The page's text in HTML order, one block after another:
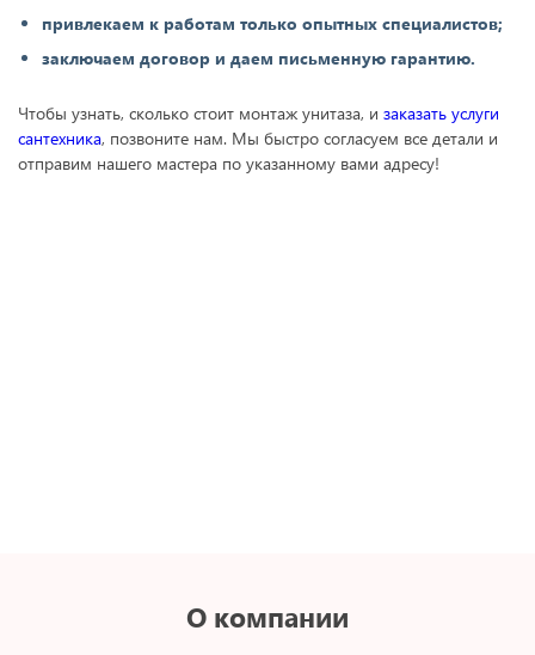
привлекаем к работам только опытных специалистов;
заключаем договор и даем письменную гарантию.
Чтобы узнать, сколько стоит монтаж унитаза, и заказать услуги
сантехника, позвоните нам. Мы быстро согласуем все детали и
отправим нашего мастера по указанному вами адресу!
О компании